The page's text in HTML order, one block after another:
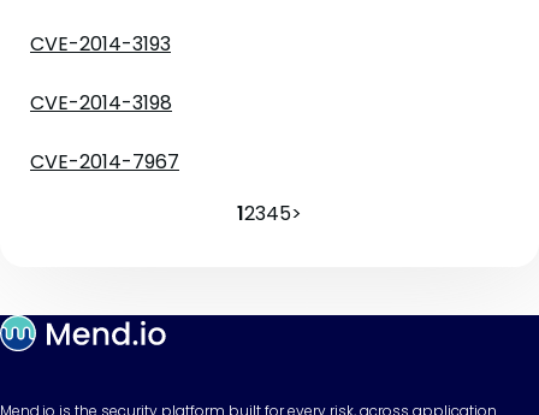
CVE-2014-3193
CVE-2014-3198
CVE-2014-7967
12345>
Mend.io is the security platform built for every risk, across application